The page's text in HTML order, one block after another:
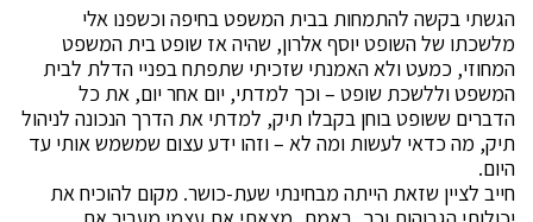
הגשתי בקשה להתמחות בבית המשפט בחיפה וכשפנו אלי
מלשכתו של השופט יוסף אלרון, שהיה אז שופט בית המשפט
המחוזי, כמעט ולא האמנתי שזכיתי שתפתח בפניי הדלת לבית
המשפט וללשכת שופט – וכך למדתי, יום אחר יום, את כל
הדברים ששופט בוחן בקבלו תיק, למדתי את הדרך הנכונה לניהול
תיק, מה כדאי לעשות ומה לא – וזהו ידע עצום שמשמש אותי עד
היום.
חייב לציין שזאת הייתה מבחינתי שעת-כושר. מקום להוכיח את